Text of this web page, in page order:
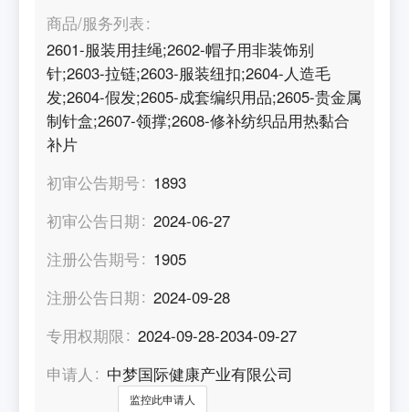
商品/服务列表
2601-服装用挂绳;2602-帽子用非装饰别
针;2603-拉链;2603-服装纽扣;2604-人造毛
发;2604-假发;2605-成套编织用品;2605-贵金属
制针盒;2607-领撑;2608-修补纺织品用热黏合
补片
初审公告期号
1893
初审公告日期
2024-06-27
注册公告期号
1905
注册公告日期
2024-09-28
专用权期限
2024-09-28-2034-09-27
申请人
中梦国际健康产业有限公司
监控此申请人